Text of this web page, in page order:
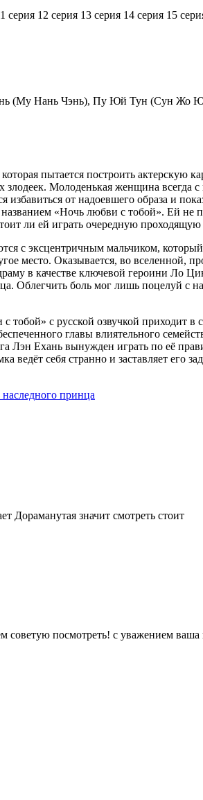
серия 12 серия 13 серия 14 серия 15
(Му Нань Чэнь), Пу Юй Тун (Сун Жо
пытается построить актерскую
Молоденькая женщина всегда
от надоевшего образа и
«Ночь любви с тобой». Ей не
ли ей играть очередную проходящую
с эксцентричным мальчиком, который
место. Оказывается, во
в качестве ключевой героини Ло
Облегчить боль мог лишь поцелуй с
тобой» с русской озвучкой приходит
главы влиятельного
Лэн Ехань вынужден играть по её
себя странно и заставляет его
принца
Дораманутая значит смотреть стоит
советую посмотреть! с уважением ваша